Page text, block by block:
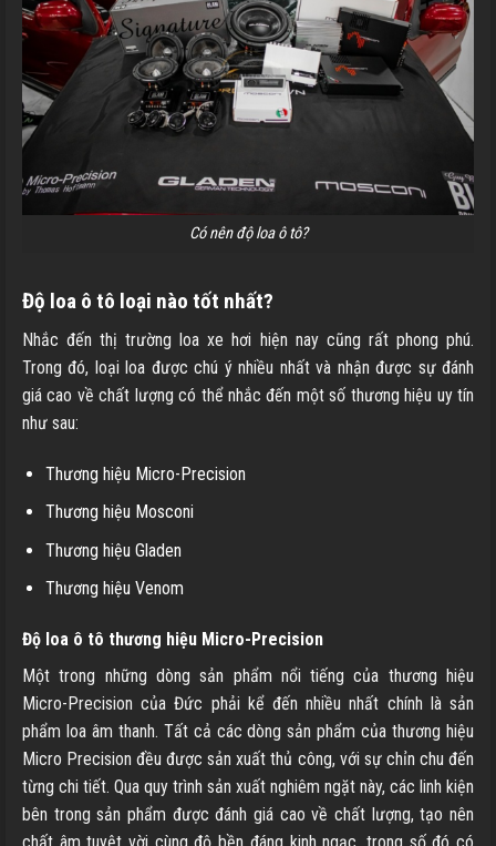
Có nên độ loa ô tô?
Độ loa ô tô loại nào tốt nhất?
Nhắc đến thị trường loa xe hơi hiện nay cũng rất phong phú.
Trong đó, loại loa được chú ý nhiều nhất và nhận được sự đánh
giá cao về chất lượng có thể nhắc đến một số thương hiệu uy tín
như sau:
Thương hiệu Micro-Precision
Thương hiệu Mosconi
Thương hiệu Gladen
Thương hiệu Venom
Độ loa ô tô thương hiệu Micro-Precision
Một trong những dòng sản phẩm nổi tiếng của thương hiệu
Micro-Precision của Đức phải kể đến nhiều nhất chính là sản
phẩm loa âm thanh. Tất cả các dòng sản phẩm của thương hiệu
Micro Precision đều được sản xuất thủ công, với sự chỉn chu đến
từng chi tiết. Qua quy trình sản xuất nghiêm ngặt này, các linh kiện
bên trong sản phẩm được đánh giá cao về chất lượng, tạo nên